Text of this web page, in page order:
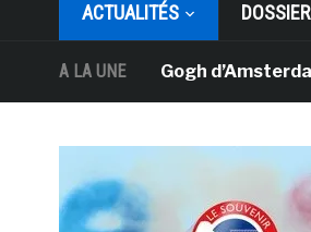
ACTUALITÉS
A LA UNE
Van Gogh d’Amsterdam et